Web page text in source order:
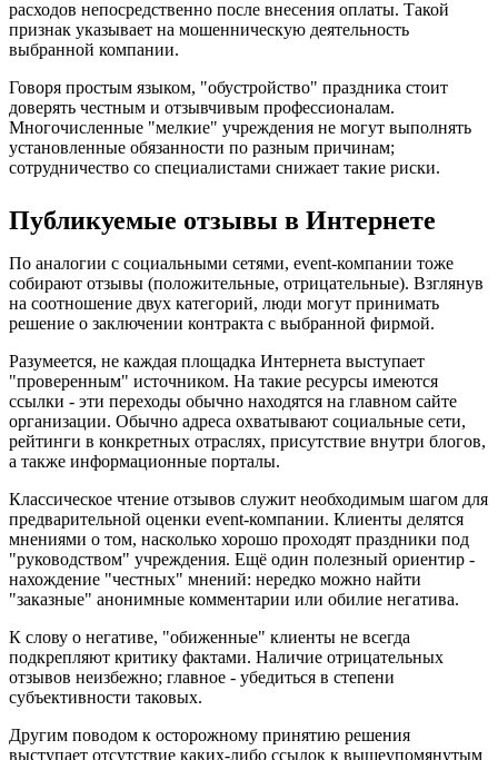
расходов непосредственно после внесения оплаты. Такой
признак указывает на мошенническую деятельность
выбранной компании.
Говоря простым языком, "обустройство" праздника стоит
доверять честным и отзывчивым профессионалам.
Многочисленные "мелкие" учреждения не могут выполнять
установленные обязанности по разным причинам;
сотрудничество со специалистами снижает такие риски.
Публикуемые отзывы в Интернете
По аналогии с социальными сетями, event-компании тоже
собирают отзывы (положительные, отрицательные). Взглянув
на соотношение двух категорий, люди могут принимать
решение о заключении контракта с выбранной фирмой.
Разумеется, не каждая площадка Интернета выступает
"проверенным" источником. На такие ресурсы имеются
ссылки - эти переходы обычно находятся на главном сайте
организации. Обычно адреса охватывают социальные сети,
рейтинги в конкретных отраслях, присутствие внутри блогов,
а также информационные порталы.
Классическое чтение отзывов служит необходимым шагом для
предварительной оценки event-компании. Клиенты делятся
мнениями о том, насколько хорошо проходят праздники под
"руководством" учреждения. Ещё один полезный ориентир -
нахождение "честных" мнений: нередко можно найти
"заказные" анонимные комментарии или обилие негатива.
К слову о негативе, "обиженные" клиенты не всегда
подкрепляют критику фактами. Наличие отрицательных
отзывов неизбежно; главное - убедиться в степени
субъективности таковых.
Другим поводом к осторожному принятию решения
выступает отсутствие каких-либо ссылок к вышеупомянутым